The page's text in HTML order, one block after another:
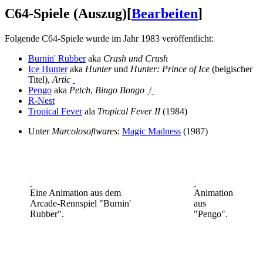
C64-Spiele (Auszug)[Bearbeiten]
Folgende C64-Spiele wurde im Jahr 1983 veröffentlicht:
Burnin' Rubberaka Crash und Crush
Ice Hunteraka Hunterund Hunter: Prince of Ice (belgischer
Titel), Artic
Pengo aka Petch, Bingo Bongo /
R-Nest
Tropical Feverala Tropical Fever II(1984)
Unter Marcolosoftwares: Magic Madness (1987)
Eine Animation aus dem
Arcade-Rennspiel "Burnin'
Rubber".
Animation
aus
"Pengo".